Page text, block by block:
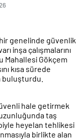
genelinde güvenlik
inşa çalışmalarını
Mahallesi Gökçem
kısa sürede
hale getirmek
taş
heyelan tehlikesi
birlikte alan